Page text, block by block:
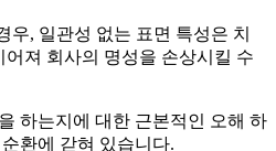
우, 일관성 없는 표면 특성은 치
져 회사의 명성을 손상시킬 수
하는지에 대한 근본적인 오해 하
환에 갇혀 있습니다.